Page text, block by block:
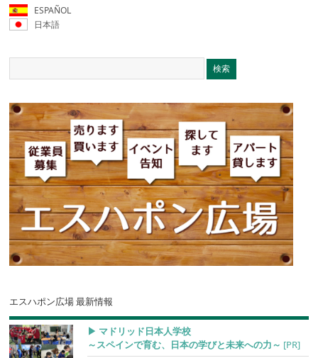
ESPAÑOL
日本語
エスハポン広場 最新情報
▶︎ マドリッド日本人学校
～スペインで育む、日本の学びと未来への力～ [PR]